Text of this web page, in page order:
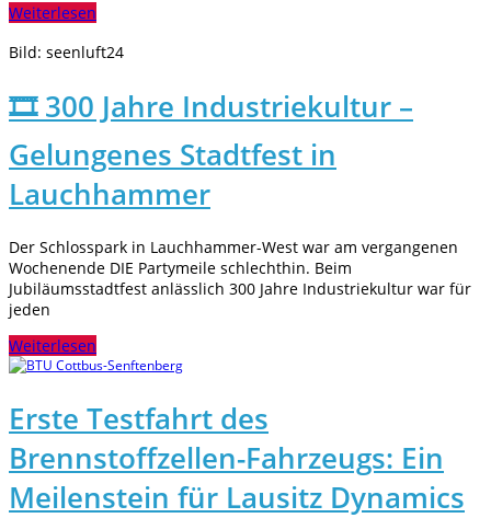
Weiterlesen
Bild: seenluft24
🎞️ 300 Jahre Industriekultur –
Gelungenes Stadtfest in
Lauchhammer
Der Schlosspark in Lauchhammer-West war am vergangenen
Wochenende DIE Partymeile schlechthin. Beim
Jubiläumsstadtfest anlässlich 300 Jahre Industriekultur war für
jeden
Weiterlesen
Erste Testfahrt des
Brennstoffzellen-Fahrzeugs: Ein
Meilenstein für Lausitz Dynamics